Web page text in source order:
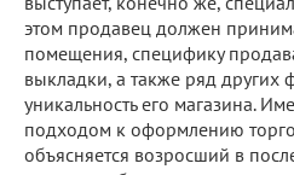
этом продавец должен
помещения, специфику
выкладки, а также ряд
уникальность его магазина.
подходом к оформлению
объясняется возросший в